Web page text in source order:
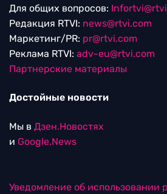
Для общих вопросов:
Редакция RTVI: news@rtvi.com
Маркетинг/PR: pr@rtvi.com
Реклама RTVI: adv-eu@rtvi.com
Партнерские материалы
Достойные новости
Мы в Дзен.Новостях
и Google.News
Уведомление об использовании